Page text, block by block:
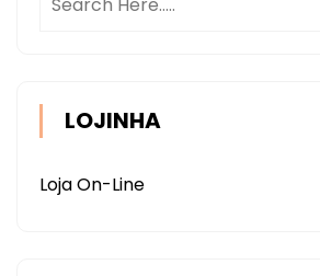
LOJINHA
Loja On-Line